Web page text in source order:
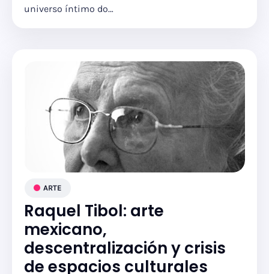
universo íntimo do…
ARTE
Raquel Tibol: arte
mexicano,
descentralización y crisis
de espacios culturales